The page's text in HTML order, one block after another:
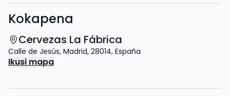
Kokapena
Cervezas La Fábrica
Calle de Jesús, Madrid, 28014, España
Ikusi mapa